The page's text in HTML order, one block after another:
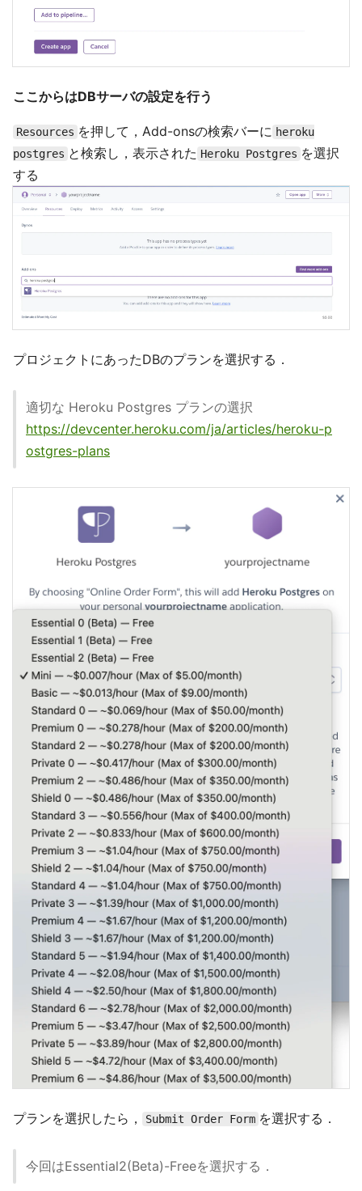
ここからはDBサーバの設定を行う
Resources を押して，Add-onsの検索バーに heroku
postgres と検索し，表示された Heroku Postgres を選択
する
プロジェクトにあったDBのプランを選択する．
適切な Heroku Postgres プランの選択
https://devcenter.heroku.com/ja/articles/heroku-p
ostgres-plans
プランを選択したら， Submit Order Form を選択する．
今回はEssential2(Beta)-Freeを選択する．